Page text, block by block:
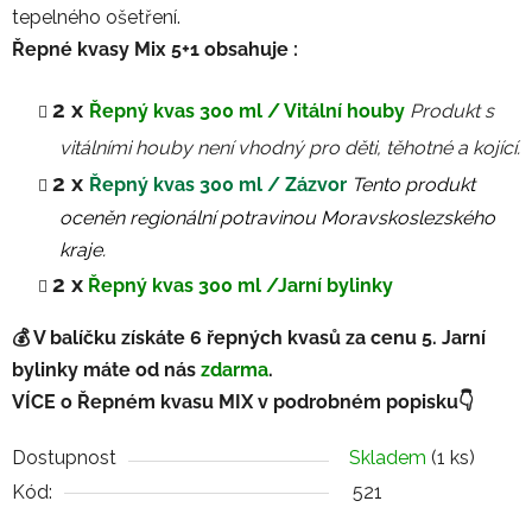
tepelného ošetření.
Řepné kvasy Mix 5+1 obsahuje :
2 x Řepný kvas 300 ml / Vitální houby Produkt s
vitálními houby není vhodný pro děti, těhotné a kojící.
2 x Řepný kvas 300 ml / Zázvor Tento produkt
oceněn regionální potravinou Moravskoslezského
kraje.
2 x Řepný kvas 300 ml /Jarní bylinky
💰 V balíčku získáte 6 řepných kvasů za cenu 5. Jarní
bylinky máte od nás zdarma.
VÍCE o Řepném kvasu MIX v podrobném popisku👇
Dostupnost Skladem (1 ks)
Kód:
521